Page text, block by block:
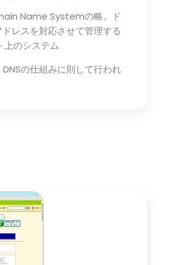
Name Systemの略。ド
ドレスを対応させて管理する
上のシステム
の仕組みに則して行われ